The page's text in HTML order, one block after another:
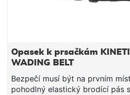
Opasek k prsačkám
WADING BELT
Bezpečí musí být na prvním
pohodlný elastický brodící pás